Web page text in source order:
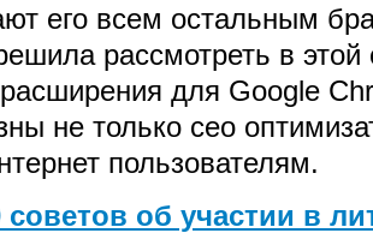
его всем остальным
рассмотреть в этой
для Google
не только сео
пользователям.
советов об участии в